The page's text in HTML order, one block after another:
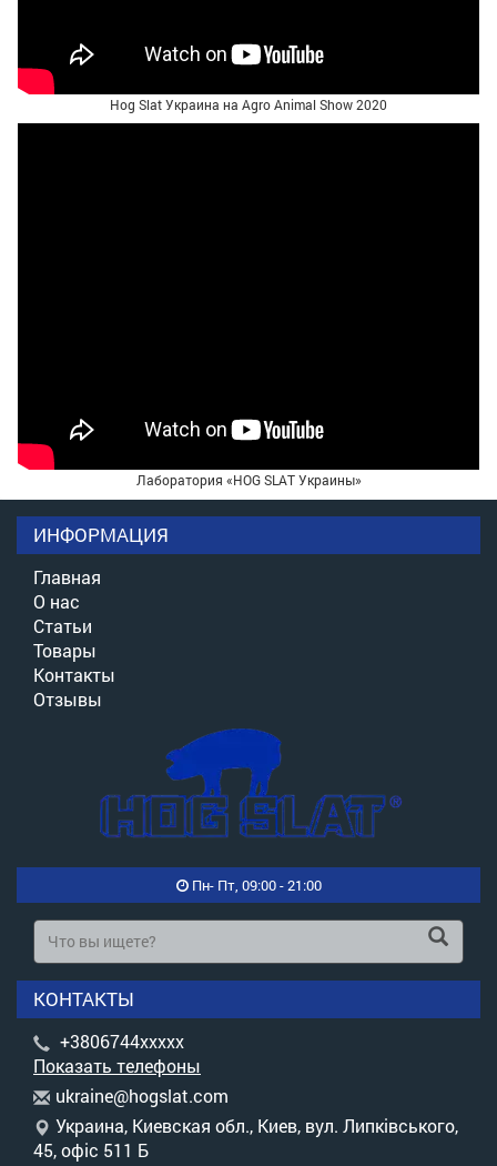
Hog Slat Украина на Agro Animal Show 2020
Лаборатория «HOG SLAT Украины»
ИНФОРМАЦИЯ
Главная
О нас
Статьи
Товары
Контакты
Отзывы
Пн- Пт, 09:00 - 21:00
КОНТАКТЫ
+3806744xxxxx
Показать телефоны
ukraine@hogslat.com
Украина, Киевская обл., Киев, вул. Липківського,
45, офіс 511 Б